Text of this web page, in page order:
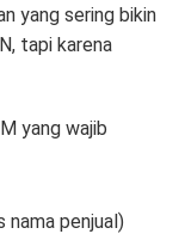
yang sering bikin
tapi karena
yang wajib
penjual)